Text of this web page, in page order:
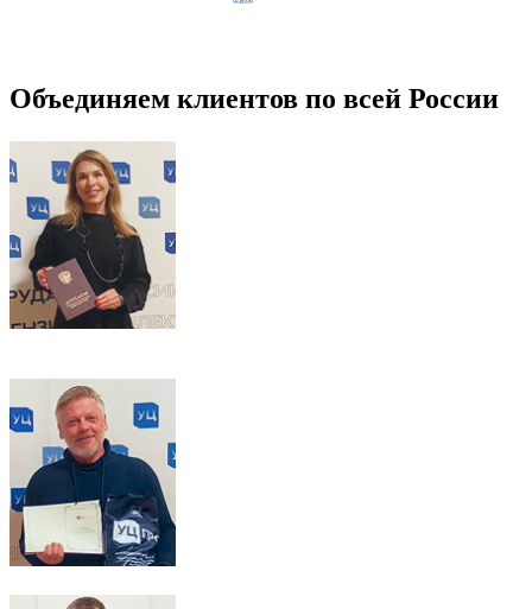
Объединяем клиентов по всей России